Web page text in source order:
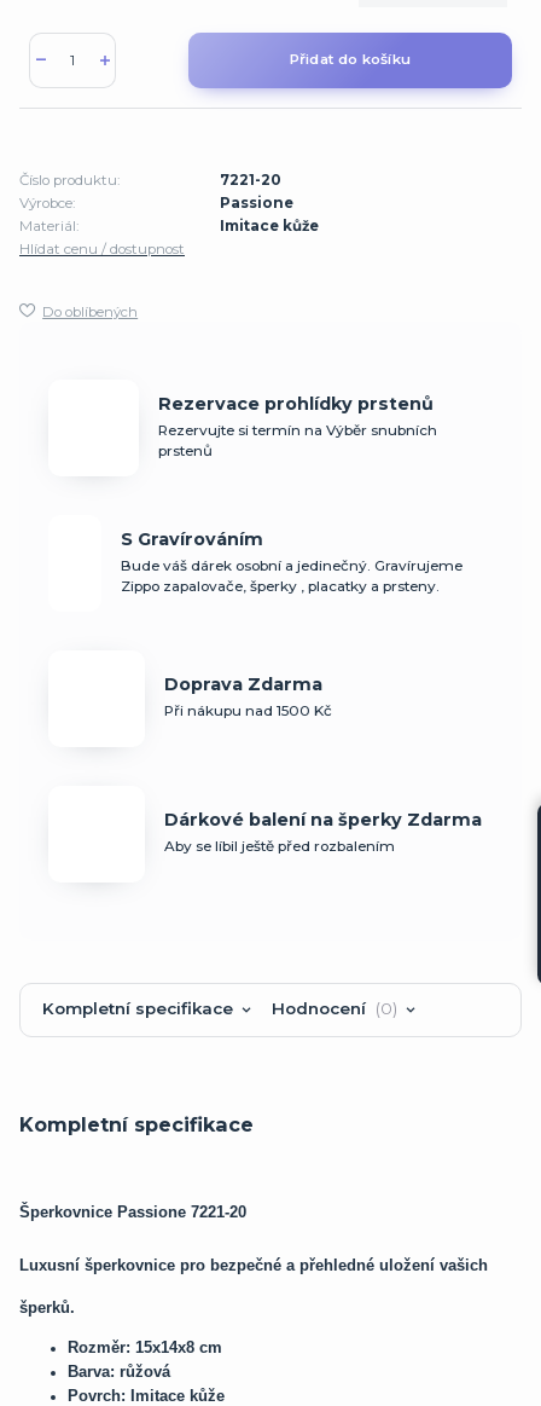
Přidat do košíku
Číslo produktu:
7221-20
Výrobce:
Passione
Materiál:
Imitace kůže
Hlídat cenu / dostupnost
Do oblíbených
Rezervace prohlídky prstenů
Rezervujte si termín na Výběr snubních
prstenů
S Gravírováním
Bude váš dárek osobní a jedinečný. Gravírujeme
Zippo zapalovače, šperky , placatky a prsteny.
Doprava Zdarma
Při nákupu nad 1500 Kč
Dárkové balení na šperky Zdarma
Aby se líbil ještě před rozbalením
Kompletní specifikace Hodnocení 0
Kompletní specifikace
Šperkovnice Passione 7221-20
Luxusní šperkovnice pro bezpečné a přehledné uložení vašich
šperků.
Rozměr: 15x14x8 cm
Barva: růžová
Povrch: Imitace kůže